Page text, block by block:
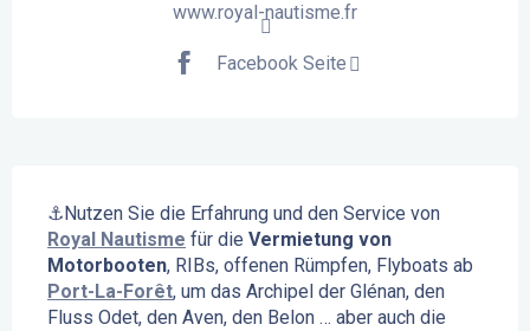
www.royal-nautisme.fr
Facebook Seite
Royal Nautisme für die Vermietung von
Motorbooten
Port-La-Forêt, um das Archipel der Glénan, den
Fluss Odet, den Aven, den Belon … aber auch die